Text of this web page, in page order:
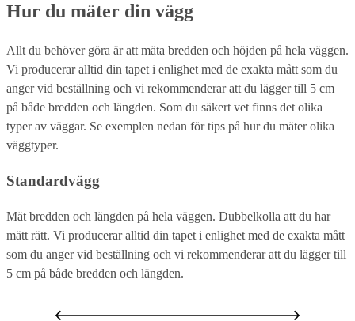
Hur du mäter din vägg
Allt du behöver göra är att mäta bredden och höjden på hela väggen.
Vi producerar alltid din tapet i enlighet med de exakta mått som du
anger vid beställning och vi rekommenderar att du lägger till 5 cm
på både bredden och längden. Som du säkert vet finns det olika
typer av väggar. Se exemplen nedan för tips på hur du mäter olika
väggtyper.
Standardvägg
Mät bredden och längden på hela väggen. Dubbelkolla att du har
mätt rätt. Vi producerar alltid din tapet i enlighet med de exakta mått
som du anger vid beställning och vi rekommenderar att du lägger till
5 cm på både bredden och längden.